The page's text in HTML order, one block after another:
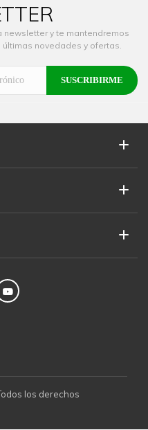
newsletter y te mantendremos
novedades y ofertas.
YouTube
los derechos